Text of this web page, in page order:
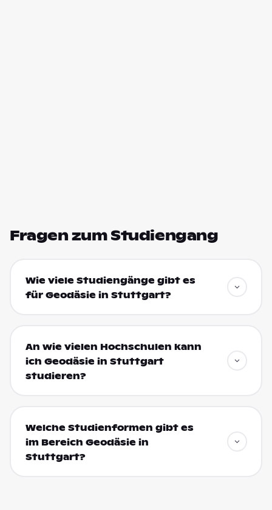
Fragen zum Studiengang
Wie viele Studiengänge gibt es
für Geodäsie in Stuttgart?
An wie vielen Hochschulen kann
ich Geodäsie in Stuttgart
studieren?
Welche Studienformen gibt es
im Bereich Geodäsie in
Stuttgart?